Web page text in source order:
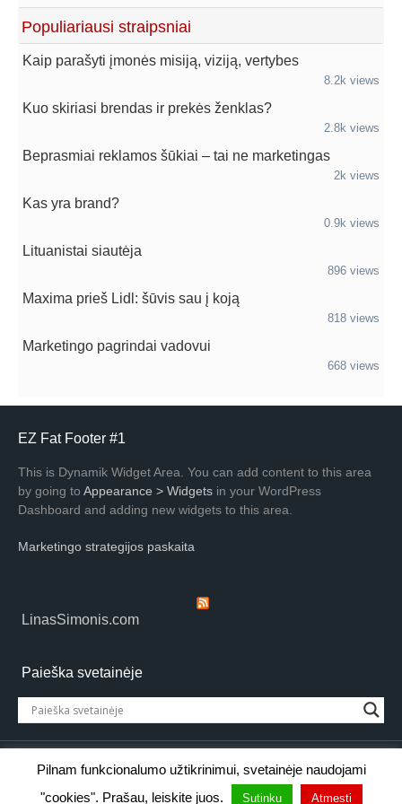
Populiariausi straipsniai
Kaip parašyti įmonės misiją, viziją, vertybes
8.2k views
Kuo skiriasi brendas ir prekės ženklas?
2.8k views
Beprasmiai reklamos šūkiai – tai ne marketingas
2k views
Kas yra brand?
0.9k views
Lituanistai siautėja
896 views
Maxima prieš Lidl: šūvis sau į koją
818 views
Marketingo pagrindai vadovui
668 views
EZ Fat Footer #1
This is Dynamik Widget Area. You can add content to this area
by going to Appearance > Widgets in your WordPress
Dashboard and adding new widgets to this area.
Marketingo strategijos paskaita
LinasSimonis.com
Paieška svetainėje
© 1999–2026 Linas Šimonis
Terminalo g. 3, Kauno LEZ, LT-54469 Kaunas
Pilnam funkcionalumo užtikrinimui, svetainėje naudojami
"cookies". Prašau, leiskite juos.
Sutinku Atmesti